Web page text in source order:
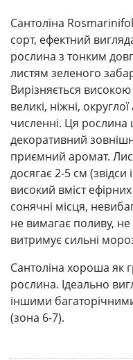
Сантоліна
сорт, ефектний
рослина з тонким
листям зеленого
Вирізняється високою
великі, ніжні,
численні. Ця рослина
декоративний
приємний аромат.
досягає 2-5 см (звідси
високий вміст
сонячні місця,
не вимагає поливу,
витримує сильні
Сантоліна хороша як
рослина. Ідеально
іншими
(зона 6-7).